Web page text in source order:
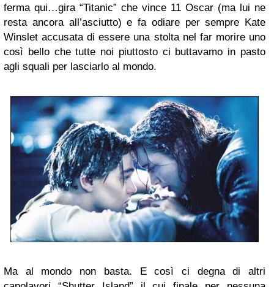
ferma qui…gira “Titanic” che vince 11 Oscar (ma lui ne
resta ancora all’asciutto) e fa odiare per sempre Kate
Winslet accusata di essere una stolta nel far morire uno
così bello che tutte noi piuttosto ci buttavamo in pasto
agli squali per lasciarlo al mondo.
Ma al mondo non basta. E così ci degna di altri